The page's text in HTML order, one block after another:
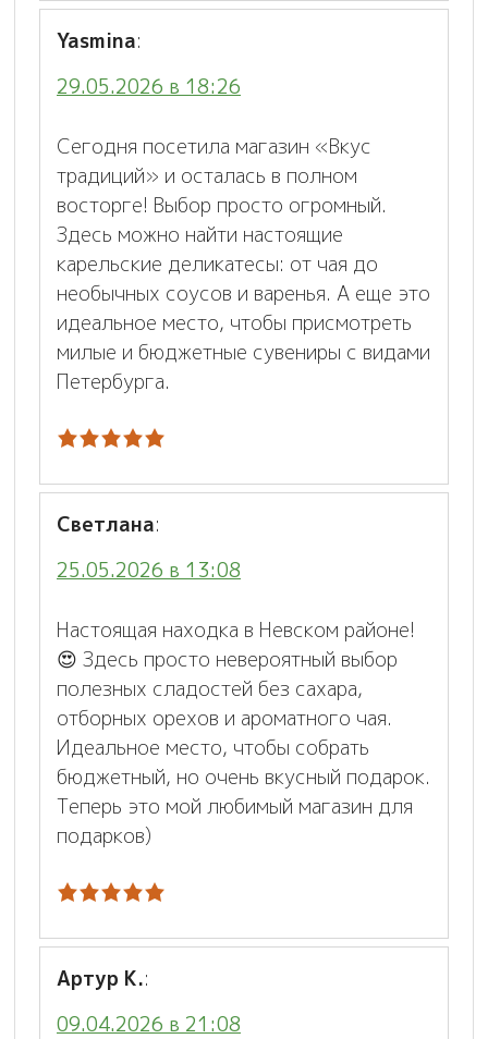
Yasmina:
29.05.2026 в 18:26
Сегодня посетила магазин «Вкус
традиций» и осталась в полном
восторге! Выбор просто огромный.
Здесь можно найти настоящие
карельские деликатесы: от чая до
необычных соусов и варенья. А еще это
идеальное место, чтобы присмотреть
милые и бюджетные сувениры с видами
Петербурга.
Светлана:
25.05.2026 в 13:08
Настоящая находка в Невском районе!
😍 Здесь просто невероятный выбор
полезных сладостей без сахара,
отборных орехов и ароматного чая.
Идеальное место, чтобы собрать
бюджетный, но очень вкусный подарок.
Теперь это мой любимый магазин для
подарков)
Артур К.:
09.04.2026 в 21:08